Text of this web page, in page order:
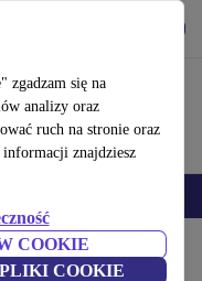
zgadzam się na
analizy oraz
ruch na stronie oraz
znajdziesz
COOKIE
COOKIE